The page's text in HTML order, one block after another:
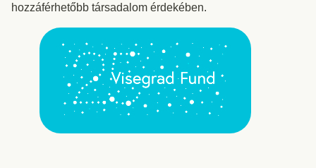
hozzáférhetőbb társadalom érdekében.